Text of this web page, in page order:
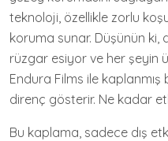
teknoloji, özellikle zorlu
koruma sunar. Düşünün ki,
rüzgar esiyor ve her şeyin
Endura Films ile
direnç gösterir. Ne kadar
Bu kaplama, sadece dış